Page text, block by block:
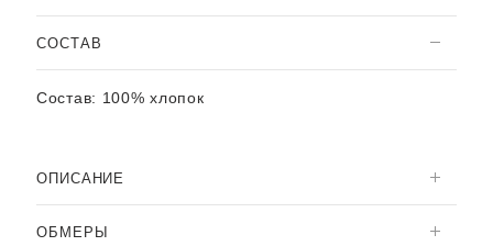
CОСТАВ
Состав: 100% хлопок
ОПИСАНИЕ
ОБМЕРЫ